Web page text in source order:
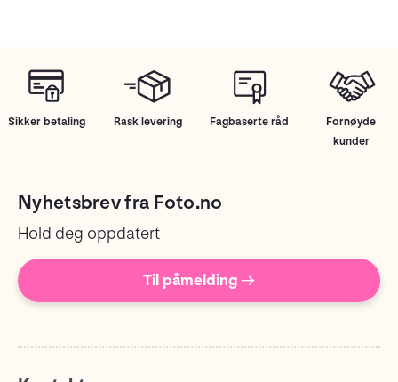
Sikker betaling Rask levering Fagbaserte råd
Fornøyde
kunder
Nyhetsbrev fra Foto.no
Hold deg oppdatert
Til påmelding →